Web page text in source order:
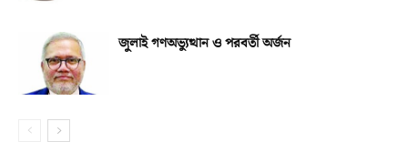
জুলাই গণঅভ্যুত্থান ও পরবর্তী অর্জন